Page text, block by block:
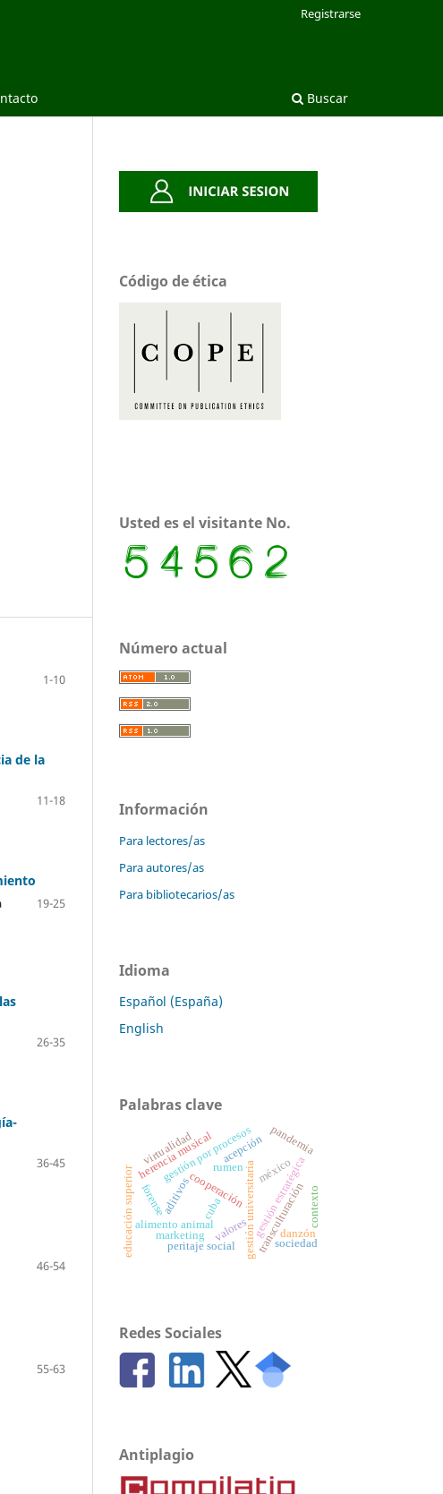
Buscar
Registrarse
1-10
de la
11-18
19-25
26-35
36-45
46-54
55-63
Código de ética
Usted es el visitante No.
Número actual
Información
Para lectores/as
Para autores/as
Para bibliotecarios/as
Idioma
Español (España)
English
Palabras clave
gestión universitaria
cooperacióngestión estratégica
gestión por procesos
rumen
alimento animal
aditivos
herencia musical
transculturación
méxico
cuba
danzón
pandemia
valores
virtualidad acepción
contexto
forense
peritaje social
marketing
sociedad
educación superior
Redes Sociales
Antiplagio